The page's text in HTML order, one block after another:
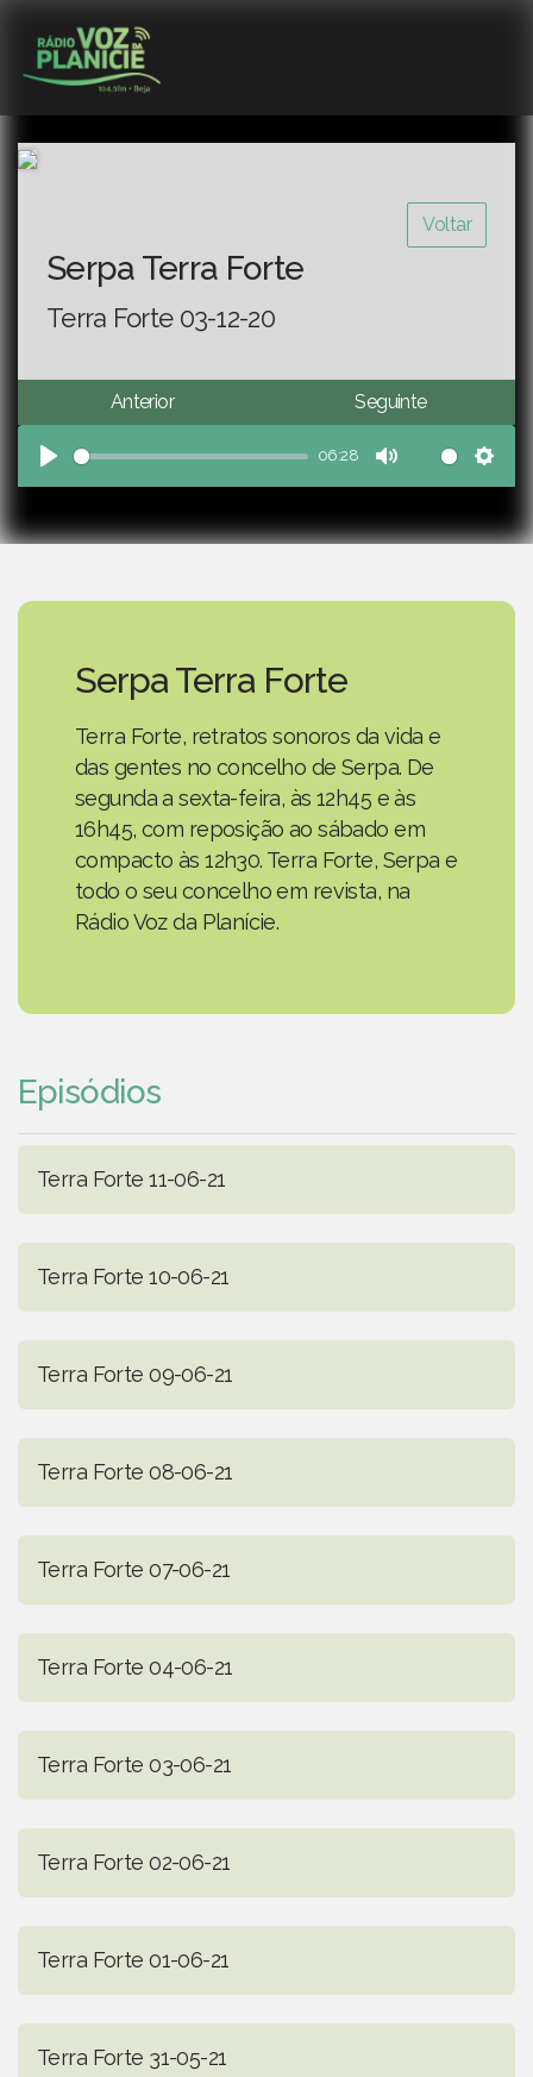
Voltar
Serpa Terra Forte
Terra Forte 03-12-20
Anterior Seguinte
Play
06:28
Mute
Serpa Terra Forte
Terra Forte, retratos sonoros da vida e
das gentes no concelho de Serpa. De
segunda a sexta-feira, às 12h45 e às
16h45, com reposição ao sábado em
compacto às 12h30. Terra Forte, Serpa e
todo o seu concelho em revista, na
Rádio Voz da Planície.
Episódios
Terra Forte 11-06-21
Terra Forte 10-06-21
Terra Forte 09-06-21
Terra Forte 08-06-21
Terra Forte 07-06-21
Terra Forte 04-06-21
Terra Forte 03-06-21
Terra Forte 02-06-21
Terra Forte 01-06-21
Terra Forte 31-05-21